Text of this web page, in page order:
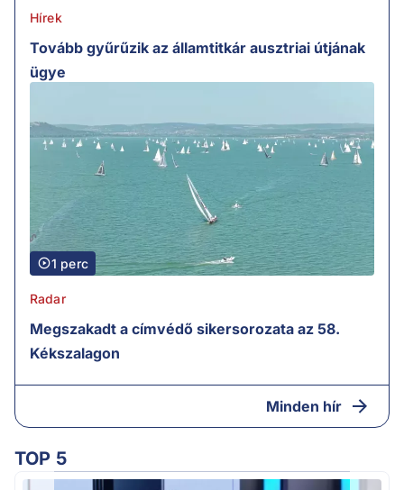
Hírek
Tovább gyűrűzik az államtitkár ausztriai útjának
ügye
1 perc
Radar
Megszakadt a címvédő sikersorozata az 58.
Kékszalagon
Minden hír
TOP 5